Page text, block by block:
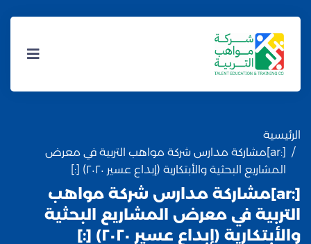
الرئيسية
[:ar]مشاركة مدارس شركة مواهب التربية في معرض
المشاريع البحثية والأبتكارية (إبداع عسير ٢٠٢٠) [:]
[:ar]مشاركة مدارس شركة مواهب
التربية في معرض المشاريع البحثية
والأبتكارية (إبداع عسير ٢٠٢٠) [:]